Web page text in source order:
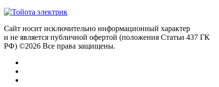
Сайт носит исключительно информационный характер
и не является публичной офертой (положения Статьи 437 ГК
РФ) ©2026 Все права защищены.